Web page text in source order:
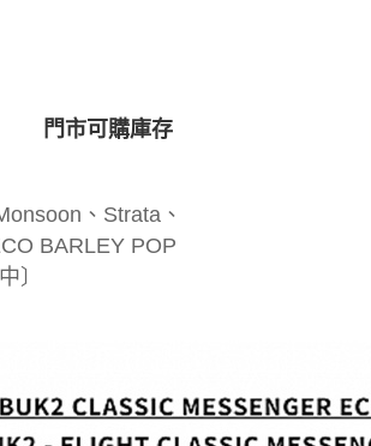
門市可購庫存
、Strata、
BARLEY POP
〕